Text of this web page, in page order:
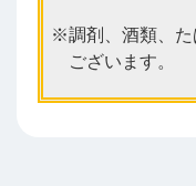
調剤、酒類、
ございます。